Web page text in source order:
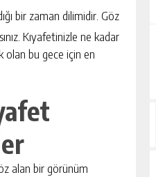
bir zaman dilimidir. Göz
Kıyafetinizle ne kadar
olan bu gece için en
alan bir görünüm